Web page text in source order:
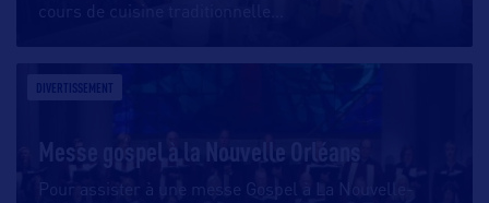
cours de cuisine traditionnelle
DIVERTISSEMENT
Messe gospel à la Nouvelle Orléans
Pour assister à une messe Gospel à La Nouvelle-